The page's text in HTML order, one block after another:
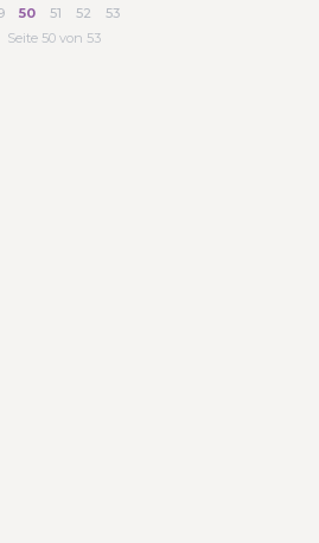
50 51 52
53
Seite 50 von 53